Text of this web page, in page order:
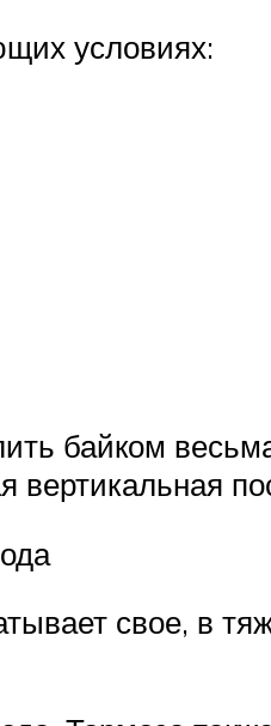
условиях:
байком
вертикальная
свое, в